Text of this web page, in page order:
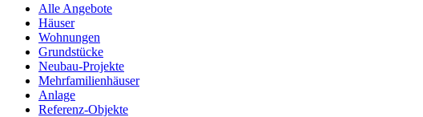
Alle Angebote
Häuser
Wohnungen
Grundstücke
Neubau-Projekte
Mehrfamilienhäuser
Anlage
Referenz-Objekte